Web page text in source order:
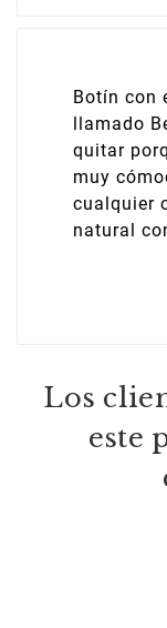
Botín con
llamado
quitar
muy
cualquier
natural
Los
este